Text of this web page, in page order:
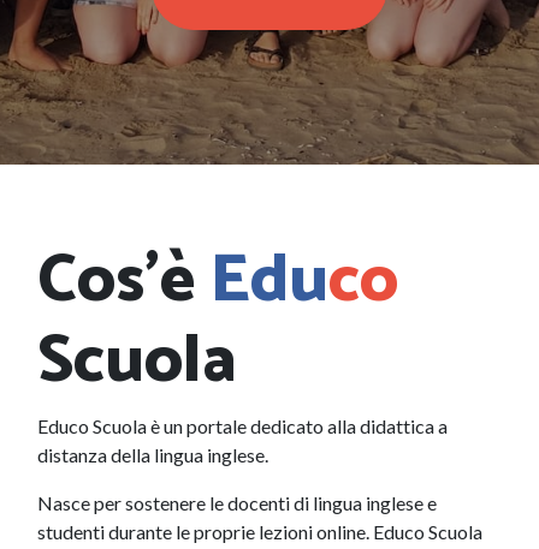
Cos’èEduco
Scuola
Educo Scuola è un portale dedicato alla didattica a
distanza della lingua inglese.
Nasce per sostenere le docenti di lingua inglese e
studenti durante le proprie lezioni online. Educo Scuola